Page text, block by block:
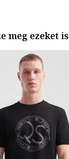
meg ezeket is